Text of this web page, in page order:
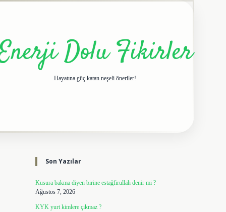
Dolu Fikirler
Hayatına güç katan neşeli öneriler!
Sidebar
Son Yazılar
Kusura bakma diyen birine estağfirullah denir mi ?
Ağustos 7, 2026
KYK yurt kimlere çıkmaz ?